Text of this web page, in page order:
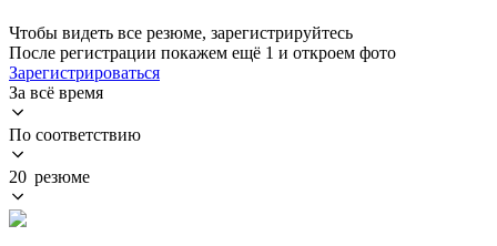
Чтобы видеть все резюме, зарегистрируйтесь
После регистрации покажем ещё 1 и откроем фото
Зарегистрироваться
За всё время
По соответствию
20 резюме